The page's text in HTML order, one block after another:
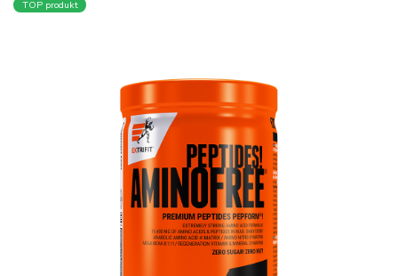
TOP produkt